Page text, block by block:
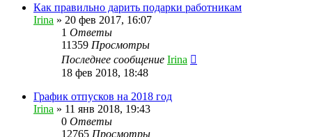
Как правильно дарить подарки работникам
Irina » 20 фев 2017, 16:07
1 Ответы
11359 Просмотры
Последнее сообщение Irina
18 фев 2018, 18:48
График отпусков на 2018 год
Irina » 11 янв 2018, 19:43
0 Ответы
12765 Просмотры